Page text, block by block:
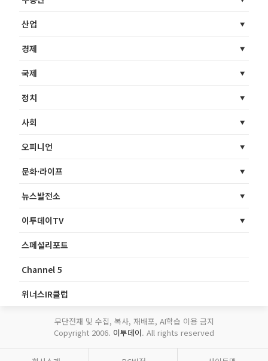
산업
경제
국제
정치
사회
오피니언
문화·라이프
뉴스발전소
이투데이TV
스페셜리포트
Channel 5
위너스IR클럽
무단전재 및 수집, 복사, 재배포, AI학습 이용 금지
Copyright 2006. 이투데이. All rights reserved